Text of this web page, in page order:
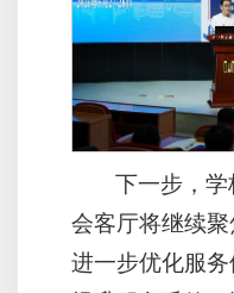
下一步，
会客厅将继续聚
进一步优化服务